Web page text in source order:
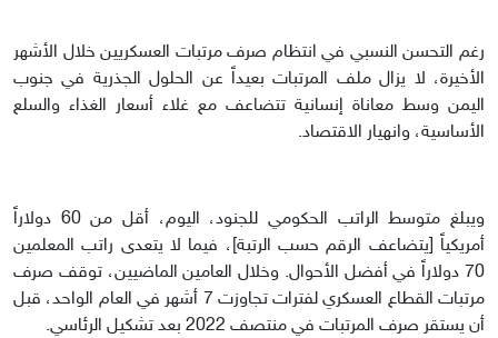
رغم التحسن النسبي في انتظام صرف مرتبات العسكريين خلال الأشهر
الأخيرة، لا يزال ملف المرتبات بعيداً عن الحلول الجذرية في جنوب
اليمن وسط معاناة إنسانية تتضاعف مع غلاء أسعار الغذاء والسلع
الأساسية، وانهيار الاقتصاد.
ويبلغ متوسط الراتب الحكومي للجنود، اليوم، أقل من 60 دولاراً
أمريكياً [يتضاعف الرقم حسب الرتبة]، فيما لا يتعدى راتب المعلمين
70 دولاراً في أفضل الأحوال. وخلال العامين الماضيين، توقف صرف
مرتبات القطاع العسكري لفترات تجاوزت 7 أشهر في العام الواحد، قبل
أن يستقر صرف المرتبات في منتصف 2022 بعد تشكيل الرئاسي.